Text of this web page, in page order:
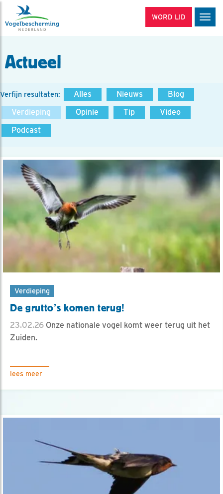
WORD LID
Actueel
Verfijn resultaten: Alles Nieuws
Blog
Verdieping
Opinie Tip
Video
Podcast
Verdieping
De grutto’s komen terug!
23.02.26 Onze nationale vogel komt weer terug uit het
Zuiden.
lees meer